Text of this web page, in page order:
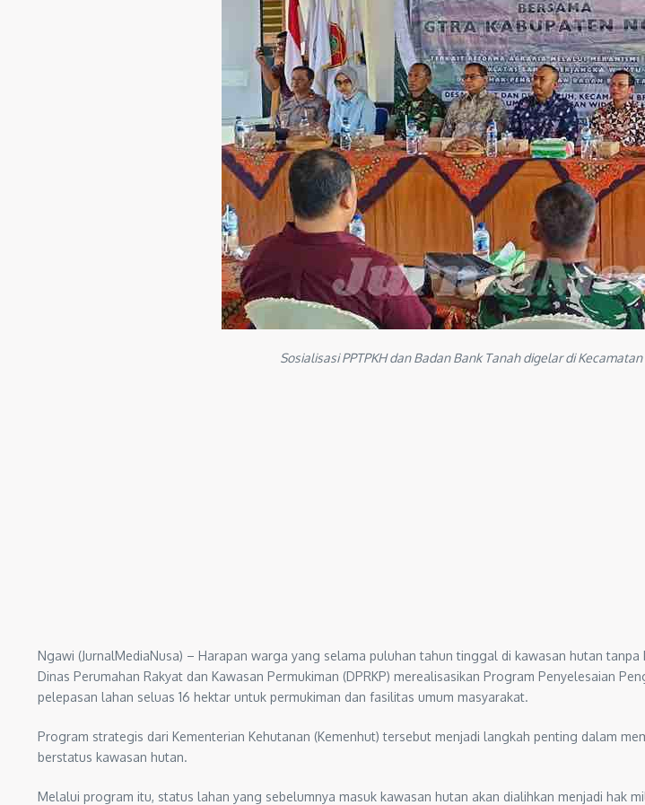
Sosialisasi PPTPKH dan Badan Bank Tanah digelar di
Ngawi (JurnalMediaNusa) – Harapan warga yang selama puluhan tahun tinggal di kawasan hutan
Dinas Perumahan Rakyat dan Kawasan Permukiman (DPRKP) merealisasikan Program Penyelesaian
pelepasan lahan seluas 16 hektar untuk permukiman dan fasilitas umum masyarakat.
Program strategis dari Kementerian Kehutanan (Kemenhut) tersebut menjadi langkah penting dalam
berstatus kawasan hutan.
Melalui program itu, status lahan yang sebelumnya masuk kawasan hutan akan dialihkan menjadi hak